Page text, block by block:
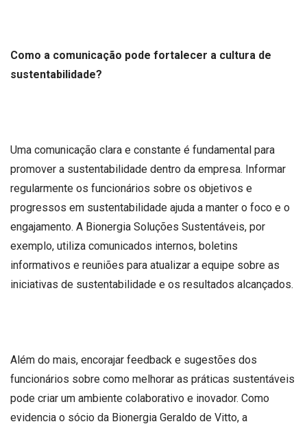
Como a comunicação pode fortalecer a cultura de
sustentabilidade?
Uma comunicação clara e constante é fundamental para
promover a sustentabilidade dentro da empresa. Informar
regularmente os funcionários sobre os objetivos e
progressos em sustentabilidade ajuda a manter o foco e o
engajamento. A Bionergia Soluções Sustentáveis, por
exemplo, utiliza comunicados internos, boletins
informativos e reuniões para atualizar a equipe sobre as
iniciativas de sustentabilidade e os resultados alcançados.
Além do mais, encorajar feedback e sugestões dos
funcionários sobre como melhorar as práticas sustentáveis
pode criar um ambiente colaborativo e inovador. Como
evidencia o sócio da Bionergia Geraldo de Vitto, a